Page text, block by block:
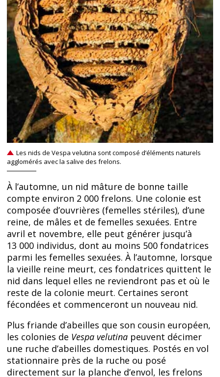
Les nids de Vespa velutina sont composé d’éléments naturels
agglomérés avec la salive des frelons.
À l’automne, un nid mâture de bonne taille
compte environ 2 000 frelons. Une colonie est
composée d’ouvrières (femelles stériles), d’une
reine, de mâles et de femelles sexuées. Entre
avril et novembre, elle peut générer jusqu’à
13 000 individus, dont au moins 500 fondatrices
parmi les femelles sexuées. À l’automne, lorsque
la vieille reine meurt, ces fondatrices quittent le
nid dans lequel elles ne reviendront pas et où le
reste de la colonie meurt. Certaines seront
fécondées et commenceront un nouveau nid.
Plus friande d’abeilles que son cousin européen,
les colonies de Vespa velutina peuvent décimer
une ruche d’abeilles domestiques. Postés en vol
stationnaire près de la ruche ou posé
directement sur la planche d’envol, les frelons